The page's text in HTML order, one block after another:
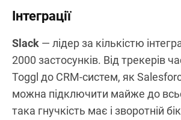
Інтеграції
Slack — лідер за кількістю
2000 застосунків. Від трекерів
Toggl до CRM-систем, як
можна підключити майже до
така гнучкість має і зворотній